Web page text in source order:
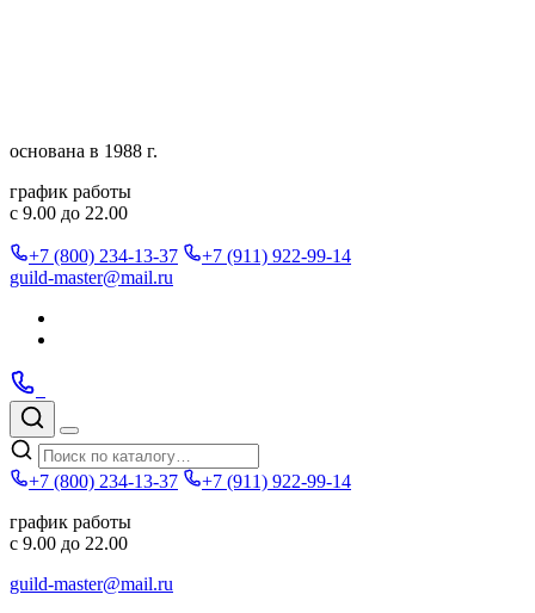
основана в 1988 г.
график работы
с 9.00 до 22.00
+7 (800) 234-13-37
+7 (911) 922-99-14
guild-master@mail.ru
Позвонить
Поиск
по
каталогу
Меню
+7 (800) 234-13-37
+7 (911) 922-99-14
график работы
с 9.00 до 22.00
guild-master@mail.ru